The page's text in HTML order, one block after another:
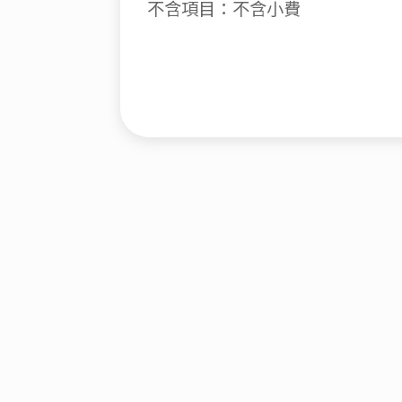
不含項目：不含小費